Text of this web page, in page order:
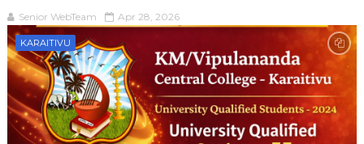
Senior WebTeam Apr 28, 2026
KARAITIVU